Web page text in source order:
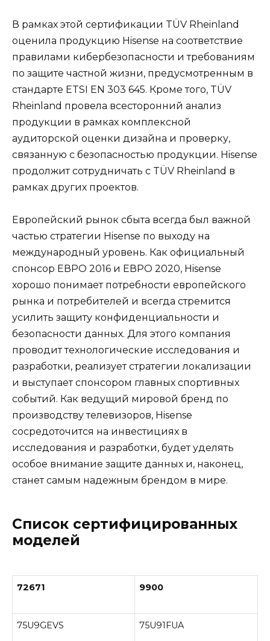
В рамках этой сертификации TÜV Rheinland
оценила продукцию Hisense на соответствие
правилами кибербезопасности и требованиям
по защите частной жизни, предусмотренным в
стандарте ETSI EN 303 645. Кроме того, TÜV
Rheinland провела всесторонний анализ
продукции в рамках комплексной
аудиторской оценки дизайна и проверку,
связанную с безопасностью продукции. Hisense
продолжит сотрудничать с TÜV Rheinland в
рамках других проектов.
Европейский рынок сбыта всегда был важной
частью стратегии Hisense по выходу на
международный уровень. Как официальный
спонсор ЕВРО 2016 и ЕВРО 2020, Hisense
хорошо понимает потребности европейского
рынка и потребителей и всегда стремится
усилить защиту конфиденциальности и
безопасности данных. Для этого компания
проводит технологические исследования и
разработки, реализует стратегии локализации
и выступает спонсором главных спортивных
событий. Как ведущий мировой бренд по
производству телевизоров, Hisense
сосредоточится на инвестициях в
исследования и разработки, будет уделять
особое внимание защите данных и, наконец,
станет самым надежным брендом в мире.
Список сертифицированных
моделей
72671 9900
75U9GEVS 75U91FUA